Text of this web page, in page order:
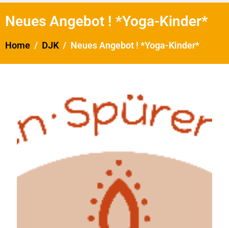
Neues Angebot ! *Yoga-Kinder*
Home DJK Neues Angebot ! *Yoga-Kinder*